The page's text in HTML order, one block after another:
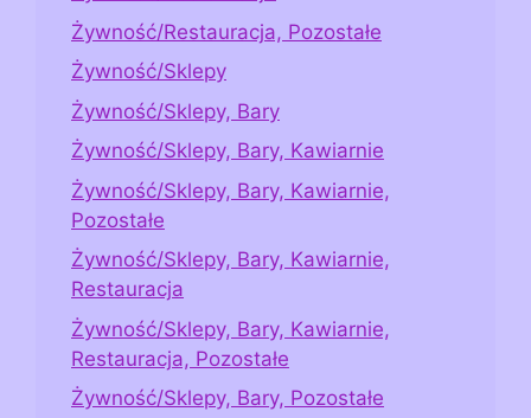
Żywność/Restauracja, Pozostałe
Żywność/Sklepy
Żywność/Sklepy, Bary
Żywność/Sklepy, Bary, Kawiarnie
Żywność/Sklepy, Bary, Kawiarnie,
Pozostałe
Żywność/Sklepy, Bary, Kawiarnie,
Restauracja
Żywność/Sklepy, Bary, Kawiarnie,
Restauracja, Pozostałe
Żywność/Sklepy, Bary, Pozostałe